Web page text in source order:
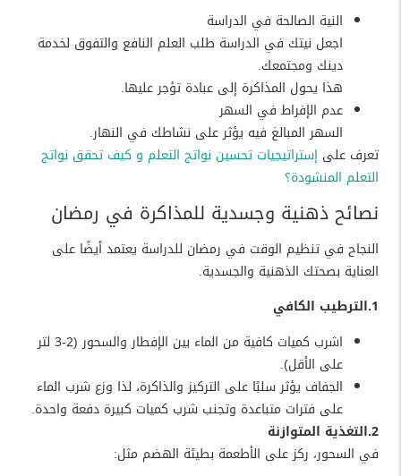
النية الصالحة في الدراسة
اجعل نيتك في الدراسة طلب العلم النافع والتفوق لخدمة
دينك ومجتمعك.
هذا يحول المذاكرة إلى عبادة تؤجر عليها.
عدم الإفراط في السهر
السهر المبالغ فيه يؤثر على نشاطك في النهار.
تعرف على إستراتيجيات تحسين نواتج التعلم و كيف تحقق نواتج
التعلم المنشودة؟
نصائح ذهنية وجسدية للمذاكرة في رمضان
النجاح في تنظيم الوقت في رمضان للدراسة يعتمد أيضًا على
العناية بصحتك الذهنية والجسدية.
1.الترطيب الكافي
اشرب كميات كافية من الماء بين الإفطار والسحور (2-3 لتر
على الأقل).
الجفاف يؤثر سلبًا على التركيز والذاكرة، لذا وزع شرب الماء
على فترات متباعدة وتجنب شرب كميات كبيرة دفعة واحدة.
2.التغذية المتوازنة
في السحور، ركز على الأطعمة بطيئة الهضم مثل: